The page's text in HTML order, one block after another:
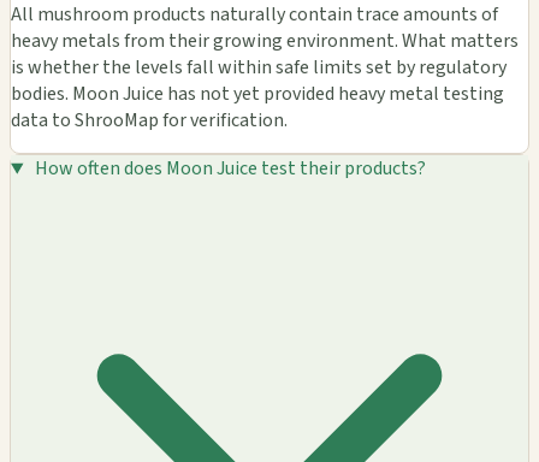
All mushroom products naturally contain trace amounts of
heavy metals from their growing environment. What matters
is whether the levels fall within safe limits set by regulatory
bodies. Moon Juice has not yet provided heavy metal testing
data to ShrooMap for verification.
How often does Moon Juice test their products?